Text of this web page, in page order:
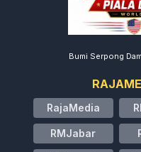
Bumi Serpong
RajaMedia
RMJabar